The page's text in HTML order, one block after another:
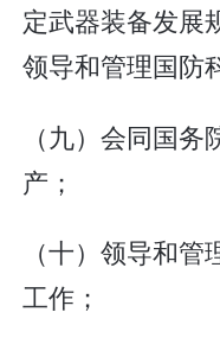
定武器装备发展
领导和管理国防
（九）会同国
产；
（十）领导和
工作；